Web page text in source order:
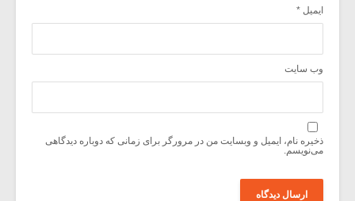
ایمیل *
وب‌ سایت
ذخیره نام، ایمیل و وبسایت من در مرورگر برای زمانی که دوباره دیدگاهی
می‌نویسم.